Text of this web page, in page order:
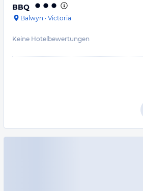
BBQ
Balwyn · Victoria
Keine Hotelbewertungen